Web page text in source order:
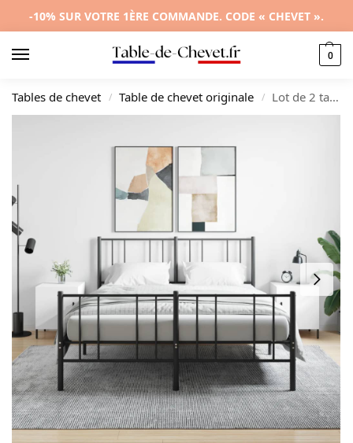
-10% SUR VOTRE 1ÈRE COMMANDE. CODE « CHEVET ».
0
Tables de chevet / Table de chevet originale / Lot de 2 tables de nuit bois design moderne tiroir coulissant, 40x40x50cm